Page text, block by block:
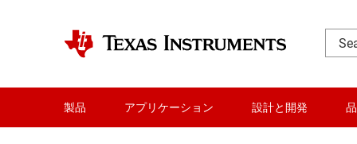
製品 アプリケーション 設計と開発